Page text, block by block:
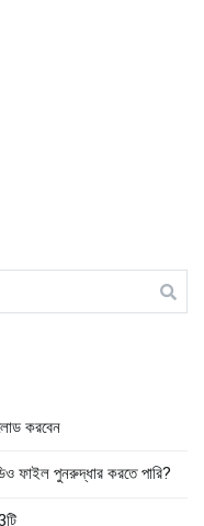
করবেন
ফাইল পুনরুদ্ধার করতে পারি?